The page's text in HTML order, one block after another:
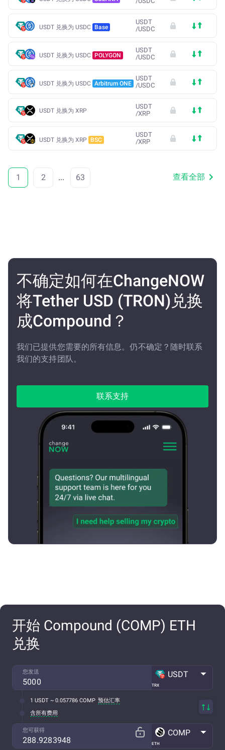
USDT 兑换为 USDC Base
USDT
/USDC
USDT 兑换为 USDC POLYGON
USDT
/USDC
USDT 兑换为 USDC Arbitrum ONE
USDT
/USDC
USDT 兑换为 XRP
USDT
/XRP
USDT 兑换为 XRP BSC
USDT
/XRP
1 2 ... 63 查看全部
不确定如何在ChangeNOW
将Tether USD (TRON)兑换
成Compound？
我们已提供您需要的所有信息。仍不确定？随时联系
我们的支持团队。
联系支持
开始 Compound (COMP) ETH
兑换
您发送
TRX
USDT
1 USDT ~ 0.057786 COMP 预估汇率
含所有费用
您可获得
ETH
COMP